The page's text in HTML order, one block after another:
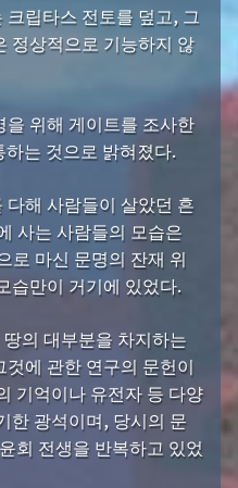
립타스 전토를 덮고, 그
정상적으로 기능하지 않
위해 게이트를 조사한
는 것으로 밝혀졌다.
해 사람들이 살았던 흔
사는 사람들의 모습은
로 마신 문명의 잔재 위
습만이 거기에 있었다.
의 대부분을 차지하는
것에 관한 연구의 문헌이
기억이나 유전자 등 다양
한 광석이며, 당시의 문
회 전생을 반복하고 있었